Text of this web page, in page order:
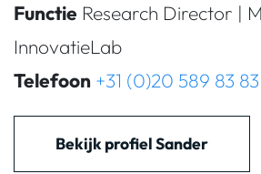
Functie Research Director |
InnovatieLab
Telefoon +31 (0)20 589 83 83
Bekijk profiel Sander